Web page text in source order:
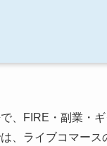
、FIRE・副業・
、ライブコマース